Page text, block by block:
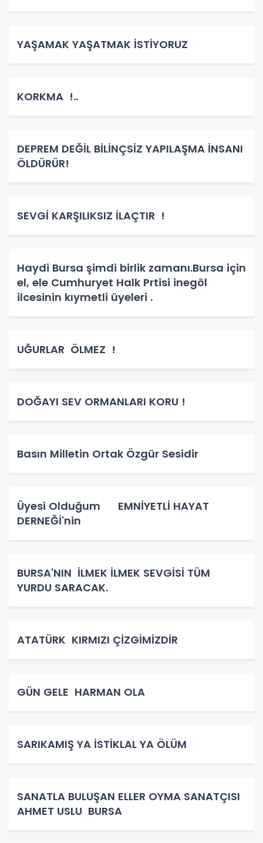
YAŞAMAK YAŞATMAK İSTİYORUZ
KORKMA !..
DEPREM DEĞİL BİLİNÇSİZ YAPILAŞMA İNSANI
ÖLDÜRÜR!
SEVGİ KARŞILIKSIZ İLAÇTIR !
Haydi Bursa şimdi birlik zamanı.Bursa için
el, ele Cumhuryet Halk Prtisi inegöl
ilcesinin kıymetli üyeleri .
UĞURLAR ÖLMEZ !
DOĞAYI SEV ORMANLARI KORU !
Basın Milletin Ortak Özgür Sesidir
Üyesi Olduğum EMNİYETLİ HAYAT
DERNEĞİ'nin
BURSA'NIN İLMEK İLMEK SEVGİSİ TÜM
YURDU SARACAK.
ATATÜRK KIRMIZI ÇİZGİMİZDİR
GÜN GELE HARMAN OLA
SARIKAMIŞ YA İSTİKLAL YA ÖLÜM
SANATLA BULUŞAN ELLER OYMA SANATÇISI
AHMET USLU BURSA